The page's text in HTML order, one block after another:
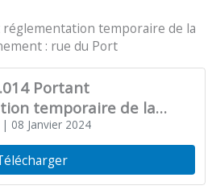
temporaire de la
: rue du Port
Portant
temporaire de la
du stationnement : rue
| 08 Janvier 2024